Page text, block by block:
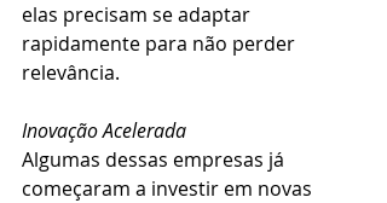
elas precisam se adaptar
rapidamente para não perder
relevância.
Inovação Acelerada
Algumas dessas empresas já
começaram a investir em novas